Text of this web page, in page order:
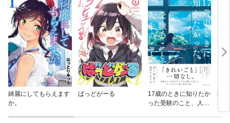
綺麗にしてもらえます
か。
ばっどがーる
17歳のときに知りたか
った受験のこと、人生
探